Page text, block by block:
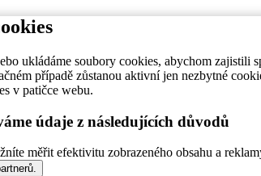
ukládáme soubory cookies, abychom
případě zůstanou aktivní jen nezbytné
v patičce webu.
údaje z následujících důvodů
měřit efektivitu zobrazeného obsahu a